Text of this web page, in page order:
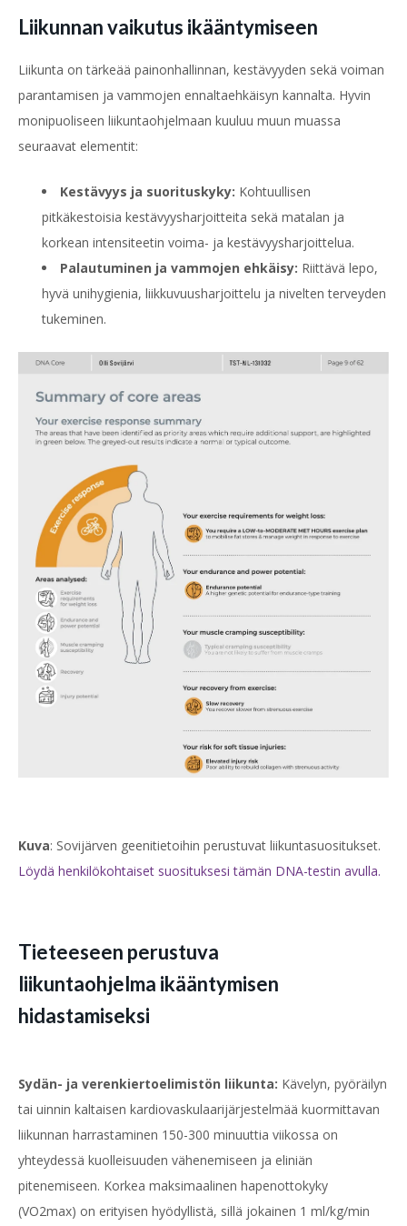
Liikunnan vaikutus ikääntymiseen
Liikunta on tärkeää painonhallinnan, kestävyyden sekä voiman
parantamisen ja vammojen ennaltaehkäisyn kannalta. Hyvin
monipuoliseen liikuntaohjelmaan kuuluu muun muassa
seuraavat elementit:
Kestävyys ja suorituskyky: Kohtuullisen
pitkäkestoisia kestävyysharjoitteita sekä matalan ja
korkean intensiteetin voima- ja kestävyysharjoittelua.
Palautuminen ja vammojen ehkäisy: Riittävä lepo,
hyvä unihygienia, liikkuvuusharjoittelu ja nivelten terveyden
tukeminen.
Kuva: Sovijärven geenitietoihin perustuvat liikuntasuositukset.
Löydä henkilökohtaiset suosituksesi tämän DNA-testin avulla.
Tieteeseen perustuva
liikuntaohjelma ikääntymisen
hidastamiseksi
Sydän- ja verenkiertoelimistön liikunta: Kävelyn, pyöräilyn
tai uinnin kaltaisen kardiovaskulaarijärjestelmää kuormittavan
liikunnan harrastaminen 150-300 minuuttia viikossa on
yhteydessä kuolleisuuden vähenemiseen ja eliniän
pitenemiseen. Korkea maksimaalinen hapenottokyky
(VO2max) on erityisen hyödyllistä, sillä jokainen 1 ml/kg/min